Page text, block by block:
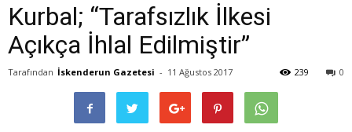
Gazetesi
Kurbal; “Tarafsızlık İlkesi
Açıkça İhlal Edilmiştir”
Tarafından İskenderun Gazetesi - 11 Ağustos 2017 0
239